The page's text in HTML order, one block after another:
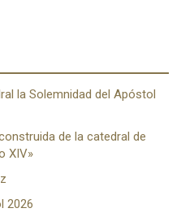
la Solemnidad del Apóstol
de la catedral de
XIV»
2026